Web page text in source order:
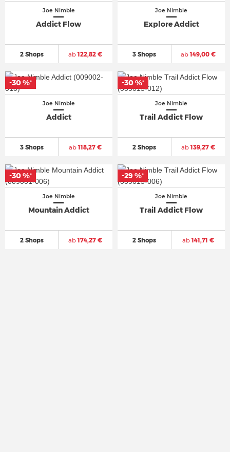
Joe Nimble
Addict Flow
2 Shops ab122,82 €
Joe Nimble
Explore Addict
3 Shops ab149,00 €
Joe Nimble
Addict
3 Shops ab118,27 €
-30 %*
-30 %*
Joe Nimble
Trail Addict Flow
2 Shops ab139,27 €
-30 %*
-30 %*
Joe Nimble
Mountain Addict
2 Shops ab174,27 €
-30 %*
-30 %*
Joe Nimble
Trail Addict Flow
2 Shops ab141,71 €
-29 %*
-29 %*